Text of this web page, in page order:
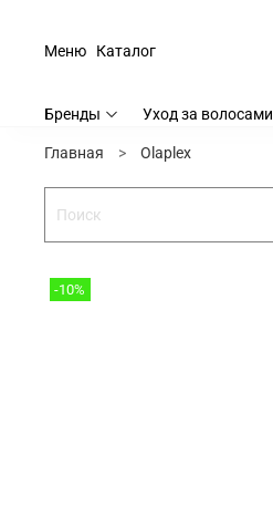
Каталог
Меню
Бренды Уход за волосами
Главная Olaplex
-10%